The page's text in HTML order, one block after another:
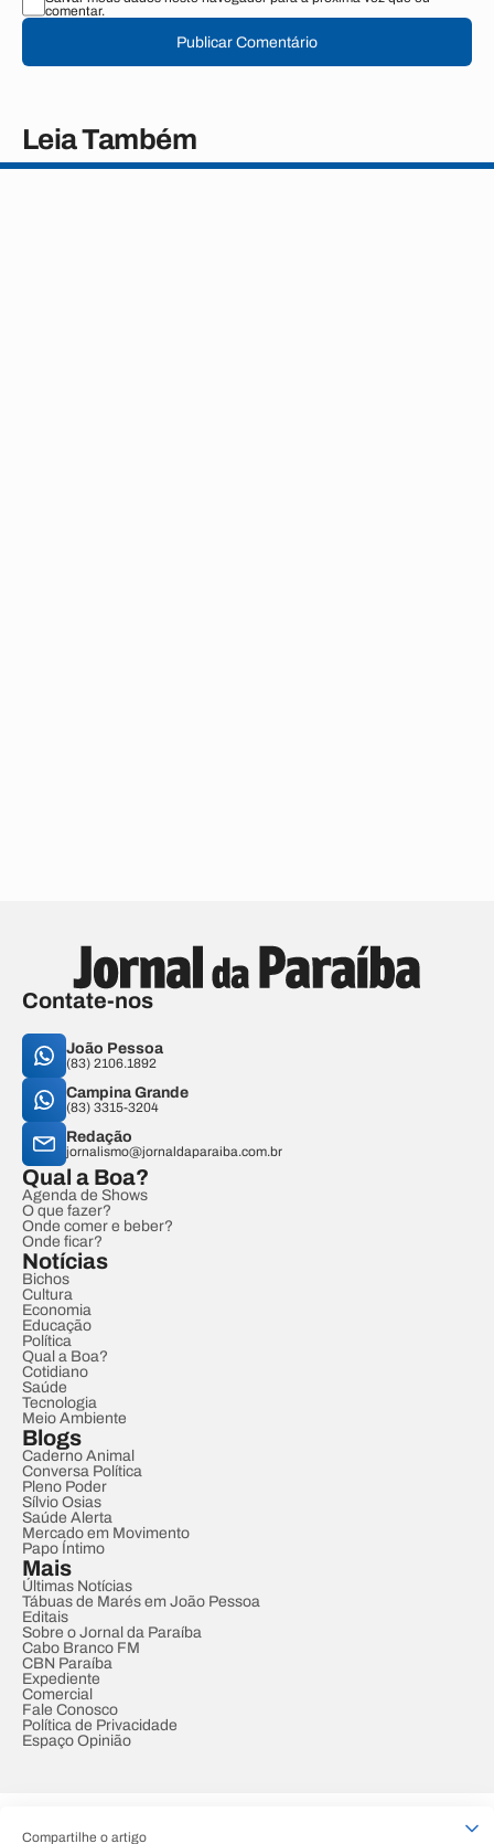
Compartilhe o artigo
comentar.
Publicar Comentário
Leia Também
Contate-nos
João Pessoa
(83) 2106.1892
Campina Grande
(83) 3315-3204
Redação
jornalismo@jornaldaparaiba.com.br
Qual a Boa?
Agenda de Shows
O que fazer?
Onde comer e beber?
Onde ficar?
Notícias
Bichos
Cultura
Economia
Educação
Política
Qual a Boa?
Cotidiano
Saúde
Tecnologia
Meio Ambiente
Blogs
Caderno Animal
Conversa Política
Pleno Poder
Sílvio Osias
Saúde Alerta
Mercado em Movimento
Papo Íntimo
Mais
Últimas Notícias
Tábuas de Marés em João Pessoa
Editais
Sobre o Jornal da Paraíba
Cabo Branco FM
CBN Paraíba
Expediente
Comercial
Fale Conosco
Política de Privacidade
Espaço Opinião